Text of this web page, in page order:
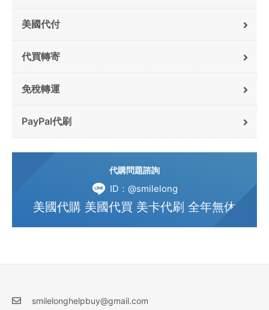
美國代付
代買轉寄
免稅轉運
PayPal代刷
代購問題諮詢
ID：@smilelong
美國代購 美國代買 美卡代刷 全年無休
smilelonghelpbuy@gmail.com